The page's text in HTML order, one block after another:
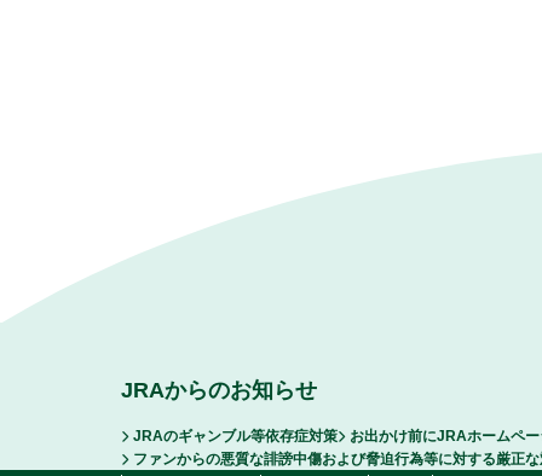
JRAからのお知らせ
JRAのギャンブル等依存症対策
お出かけ前にJRAホームペ
ファンからの悪質な誹謗中傷および脅迫行為等に対する厳正